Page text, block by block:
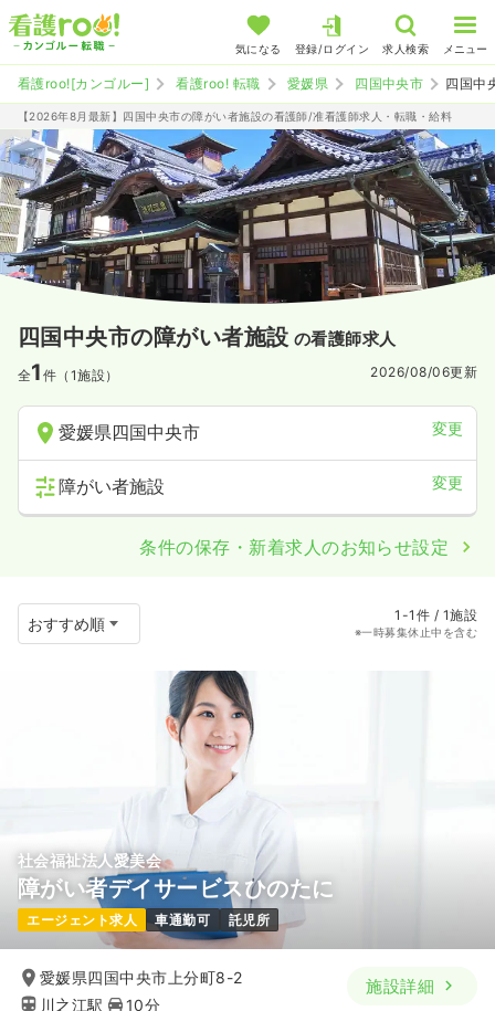
気になる 登録/ログイン 求人検索 メニュー
看護roo![カンゴルー] 看護roo! 転職 愛媛県 四国中央市 四国中
【2026年8月最新】四国中央市の障がい者施設の看護師/准看護師求人・転職・給料
四国中央市の障がい者施設 の看護師求人
全1 件（1施設） 2026/08/06更新
愛媛県四国中央市 変更
障がい者施設 変更
条件の保存・新着求人のお知らせ設定
1-1件 / 1施設
※一時募集休止中を含む
社会福祉法人愛美会
障がい者デイサービスひのたに
エージェント求人 車通勤可 託児所
愛媛県四国中央市上分町8-2
川之江駅
10分
施設詳細